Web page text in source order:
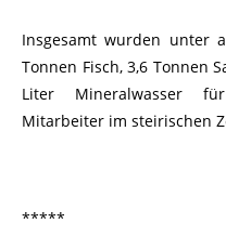
Insgesamt wurden unter
Tonnen Fisch, 3,6 Tonnen
Liter Mineralwasser
Mitarbeiter im steirischen
*****